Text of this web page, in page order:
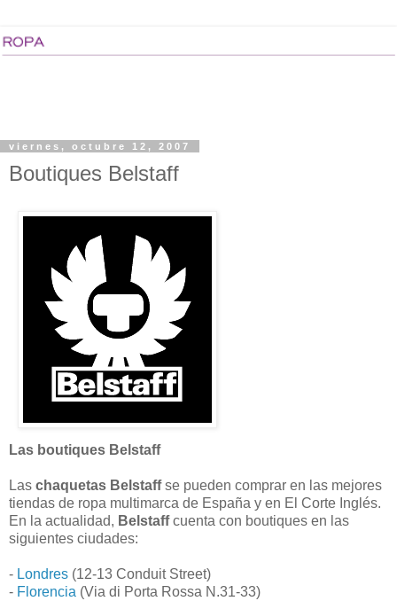
viernes, octubre 12, 2007
Boutiques Belstaff
Las boutiques Belstaff
Las chaquetas Belstaffse pueden comprar en las mejores
tiendas de ropa multimarca de España y en El Corte Inglés.
En la actualidad, Belstaffcuenta con boutiques en las
siguientes ciudades:
- Londres (12-13 Conduit Street)
- Florencia (Via di Porta Rossa N.31-33)